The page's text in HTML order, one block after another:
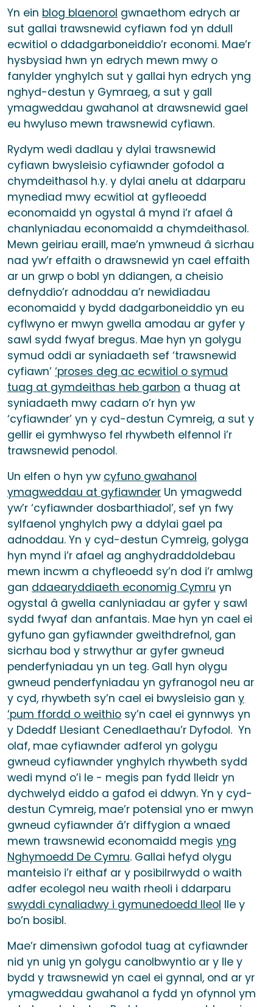
Yn ein blog blaenorol gwnaethom edrych ar
sut gallai trawsnewid cyfiawn fod yn ddull
ecwitiol o ddadgarboneiddio’r economi. Mae’r
hysbysiad hwn yn edrych mewn mwy o
fanylder ynghylch sut y gallai hyn edrych yng
nghyd-destun y Gymraeg, a sut y gall
ymagweddau gwahanol at drawsnewid gael
eu hwyluso mewn trawsnewid cyfiawn.
Rydym wedi dadlau y dylai trawsnewid
cyfiawn bwysleisio cyfiawnder gofodol a
chymdeithasol h.y. y dylai anelu at ddarparu
mynediad mwy ecwitiol at gyfleoedd
economaidd yn ogystal â mynd i’r afael â
chanlyniadau economaidd a chymdeithasol.
Mewn geiriau eraill, mae’n ymwneud â sicrhau
nad yw’r effaith o drawsnewid yn cael effaith
ar un grwp o bobl yn ddiangen, a cheisio
defnyddio’r adnoddau a’r newidiadau
economaidd y bydd dadgarboneiddio yn eu
cyflwyno er mwyn gwella amodau ar gyfer y
sawl sydd fwyaf bregus. Mae hyn yn golygu
symud oddi ar syniadaeth sef ‘trawsnewid
cyfiawn’ ‘proses deg ac ecwitiol o symud
tuag at gymdeithas heb garbon a thuag at
syniadaeth mwy cadarn o’r hyn yw
‘cyfiawnder’ yn y cyd-destun Cymreig, a sut y
gellir ei gymhwyso fel rhywbeth elfennol i’r
trawsnewid penodol.
Un elfen o hyn yw cyfuno gwahanol
ymagweddau at gyfiawnder Un ymagwedd
yw’r ‘cyfiawnder dosbarthiadol’, sef yn fwy
sylfaenol ynghylch pwy a ddylai gael pa
adnoddau. Yn y cyd-destun Cymreig, golyga
hyn mynd i’r afael ag anghydraddoldebau
mewn incwm a chyfleoedd sy’n dod i’r amlwg
gan ddaearyddiaeth economig Cymru yn
ogystal â gwella canlyniadau ar gyfer y sawl
sydd fwyaf dan anfantais. Mae hyn yn cael ei
gyfuno gan gyfiawnder gweithdrefnol, gan
sicrhau bod y strwythur ar gyfer gwneud
penderfyniadau yn un teg. Gall hyn olygu
gwneud penderfyniadau yn gyfranogol neu ar
y cyd, rhywbeth sy’n cael ei bwysleisio gan y
‘pum ffordd o weithio sy’n cael ei gynnwys yn
y Ddeddf Llesiant Cenedlaethau’r Dyfodol. Yn
olaf, mae cyfiawnder adferol yn golygu
gwneud cyfiawnder ynghylch rhywbeth sydd
wedi mynd o’i le - megis pan fydd lleidr yn
dychwelyd eiddo a gafod ei ddwyn. Yn y cyd-
destun Cymreig, mae’r potensial yno er mwyn
gwneud cyfiawnder â’r diffygion a wnaed
mewn trawsnewid economaidd megis yng
Nghymoedd De Cymru. Gallai hefyd olygu
manteisio i’r eithaf ar y posibilrwydd o waith
adfer ecolegol neu waith rheoli i ddarparu
swyddi cynaliadwy i gymunedoedd lleol lle y
bo’n bosibl.
Mae’r dimensiwn gofodol tuag at cyfiawnder
nid yn unig yn golygu canolbwyntio ar y lle y
bydd y trawsnewid yn cael ei gynnal, ond ar yr
ymagweddau gwahanol a fydd yn ofynnol ym